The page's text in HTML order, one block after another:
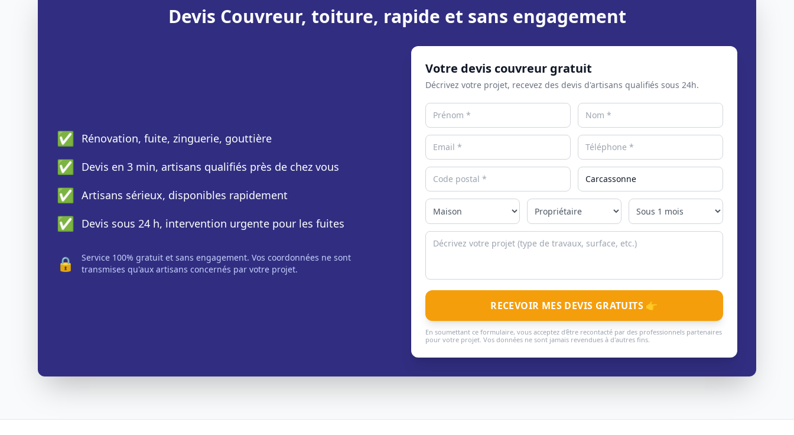
Devis Couvreur, toiture, rapide et sans engagement
✅ Rénovation, fuite, zinguerie, gouttière
✅ Devis en 3 min, artisans qualifiés près de chez vous
✅ Artisans sérieux, disponibles rapidement
✅ Devis sous 24 h, intervention urgente pour les fuites
🔒
Service 100% gratuit et sans engagement. Vos coordonnées ne sont
transmises qu'aux artisans concernés par votre projet.
Votre devis couvreur gratuit
Décrivez votre projet, recevez des devis d'artisans qualifiés sous 24h.
RECEVOIR MES DEVIS GRATUITS 👉
En soumettant ce formulaire, vous acceptez d'être recontacté par des professionnels partenaires
pour votre projet. Vos données ne sont jamais revendues à d'autres fins.